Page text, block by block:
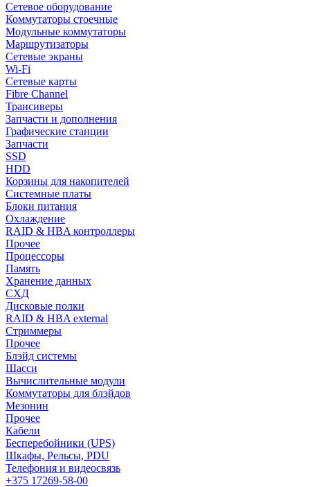
Сетевое оборудование
Коммутаторы стоечные
Модульные коммутаторы
Маршрутизаторы
Сетевые экраны
Wi-Fi
Сетевые карты
Fibre Channel
Трансиверы
Запчасти и дополнения
Графические станции
Запчасти
SSD
HDD
Корзины для накопителей
Системные платы
Блоки питания
Охлаждение
RAID & HBA контроллеры
Прочее
Процессоры
Память
Хранение данных
СХД
Дисковые полки
RAID & HBA external
Стриммеры
Прочее
Блэйд системы
Шасси
Вычислительные модули
Коммутаторы для блэйдов
Мезонин
Прочее
Кабели
Бесперебойники (UPS)
Шкафы, Рельсы, PDU
Телефония и видеосвязь
+375 17269-58-00